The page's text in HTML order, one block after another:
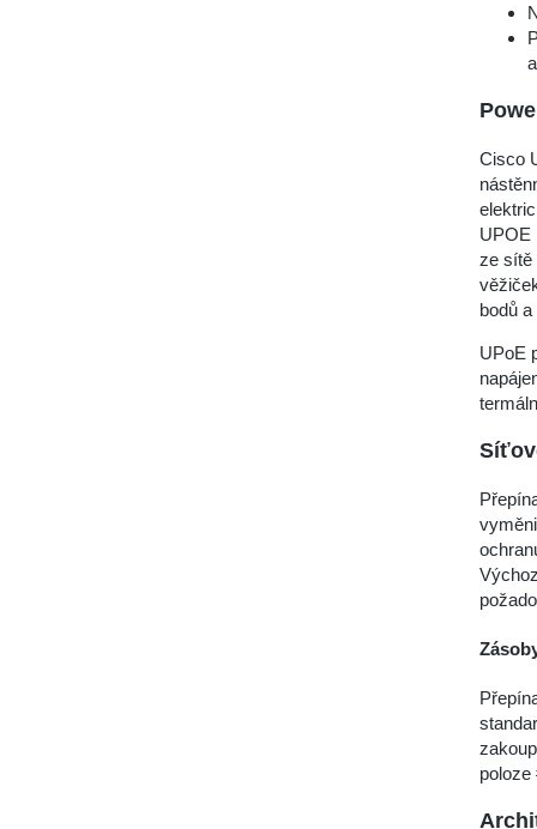
Cisco
UPOE
ze sítě
bodů
UPoE
poloze